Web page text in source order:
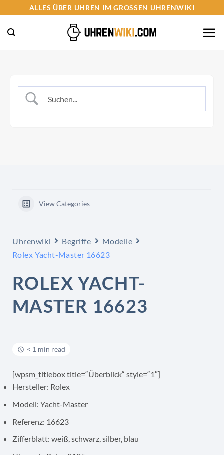
springen
ALLES ÜBER UHREN IM GROSSEN UHRENWIKI
View Categories
Uhrenwiki Begriffe
Modelle
Rolex Yacht-Master 16623
ROLEX YACHT-
MASTER 16623
< 1 min read
[wpsm_titlebox title=“Überblick“ style=“1″]
Hersteller: Rolex
Modell: Yacht-Master
Referenz: 16623
Zifferblatt: weiß, schwarz, silber, blau